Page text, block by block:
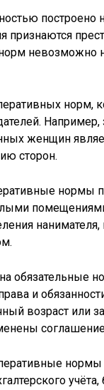
построено
признаются
невозможно
норм,
Например,
женщин
сторон.
нормы
обязательные
и
возраст или